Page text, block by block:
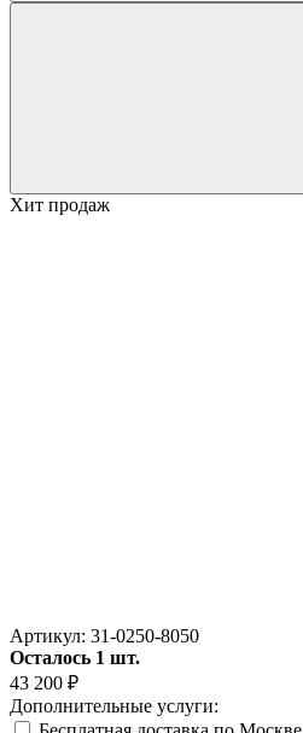
Хит продаж
Артикул: 31-0250-8050
Осталось 1 шт.
43 200 ₽
Дополнительные услуги: